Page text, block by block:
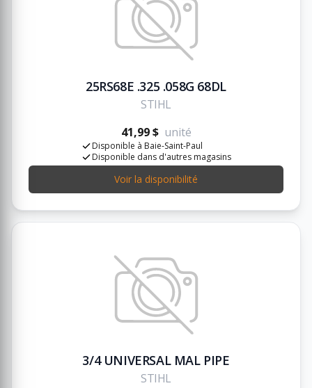
25RS68E .325 .058G 68DL
STIHL
41,99 $ unité
Disponible à Baie-Saint-Paul
Disponible dans d'autres magasins
Voir la disponibilité
3/4 UNIVERSAL MAL PIPE
STIHL